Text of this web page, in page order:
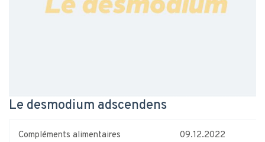
Le desmodium adscendens
Compléments alimentaires 09.12.2022